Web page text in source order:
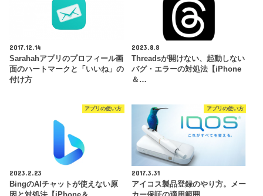
2017.12.14
Sarahahアプリのプロフィール画
面のハートマークと「いいね」の
付け方
2023.8.8
Threadsが開けない、起動しない
バグ・エラーの対処法【iPhone
＆…
アプリの使い方
2023.2.23
BingのAIチャットが使えない原
アプリの使い方
2017.3.31
アイコス製品登録のやり方。メー